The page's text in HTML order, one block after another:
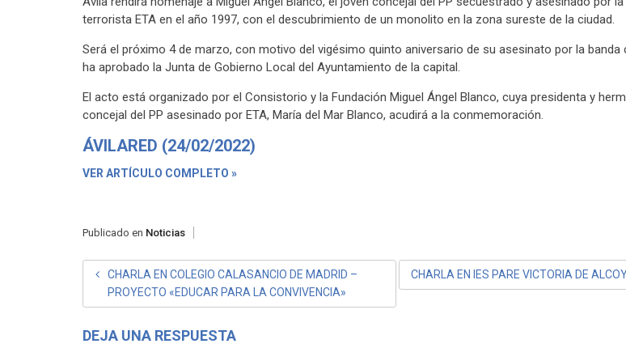
terrorista ETA en el año 1997, con el descubrimiento de un monolito en la zona sureste de la ciudad.
Será el próximo 4 de marzo, con motivo del vigésimo quinto aniversario de su asesinato por la banda
ha aprobado la Junta de Gobierno Local del Ayuntamiento de la capital.
El acto está organizado por el Consistorio y la Fundación Miguel Ángel Blanco, cuya presidenta y
concejal del PP asesinado por ETA, María del Mar Blanco, acudirá a la conmemoración.
ÁVILARED (24/02/2022)
VER ARTÍCULO COMPLETO »
Publicado en Noticias
NAVEGACIÓN
DE
ENTRADAS
CHARLA EN COLEGIO CALASANCIO DE MADRID –
PROYECTO «EDUCAR PARA LA CONVIVENCIA»
CHARLA EN IES PARE VICTORIA DE
DEJA UNA RESPUESTA